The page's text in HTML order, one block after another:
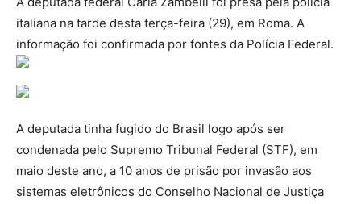
italiana na tarde desta terça-feira (29), em Roma. A
informação foi confirmada por fontes da Polícia Federal.
A deputada tinha fugido do Brasil logo após ser
condenada pelo Supremo Tribunal Federal (STF), em
maio deste ano, a 10 anos de prisão por invasão aos
sistemas eletrônicos do Conselho Nacional de Justiça